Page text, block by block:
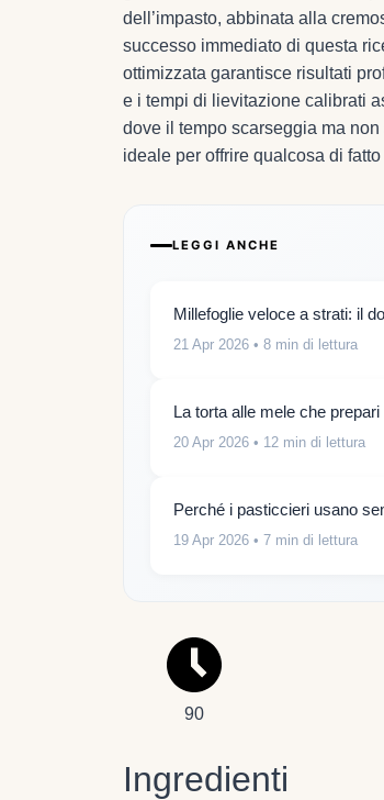
dell’impasto, abbinata alla
successo immediato di questa
ottimizzata garantisce risultati
e i tempi di lievitazione calibrati
dove il tempo scarseggia ma
ideale per offrire qualcosa di
LEGGI ANCHE
Millefoglie veloce a strati: il
21 Apr 2026 • 8 min di lettura
La torta alle mele che
20 Apr 2026 • 12 min di lettura
Perché i pasticcieri usano
19 Apr 2026 • 7 min di lettura
90
Ingredienti